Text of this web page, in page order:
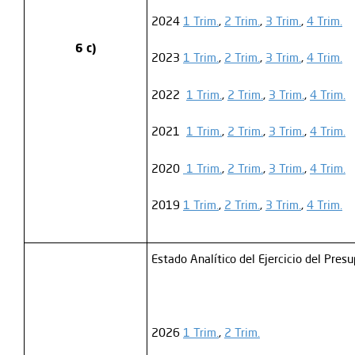
6 c)
2024 1 Trim., 2 Trim., 3 Trim., 4 Trim.
2023 1 Trim., 2 Trim., 3 Trim., 4 Trim.
2022 1 Trim., 2 Trim., 3 Trim., 4 Trim.
2021 1 Trim., 2 Trim., 3 Trim., 4 Trim.
2020 1 Trim., 2 Trim., 3 Trim., 4 Trim.
2019 1 Trim., 2 Trim., 3 Trim., 4 Trim.
Estado Analítico del Ejercicio del
2026 1 Trim., 2 Trim.